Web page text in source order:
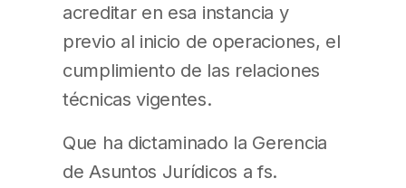
acreditar en esa instancia y
previo al inicio de operaciones, el
cumplimiento de las relaciones
técnicas vigentes.
Que ha dictaminado la Gerencia
de Asuntos Jurídicos a fs.